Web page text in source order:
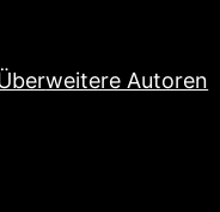
weitere Autoren